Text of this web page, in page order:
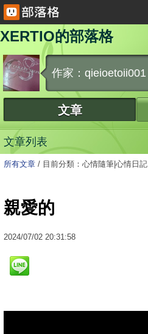
XERTIO的部落格
作家：qieioetoii001
文章
文章列表
所有文章 / 目前分類：心情隨筆|心情日記
親愛的
2024/07/02 20:31:58